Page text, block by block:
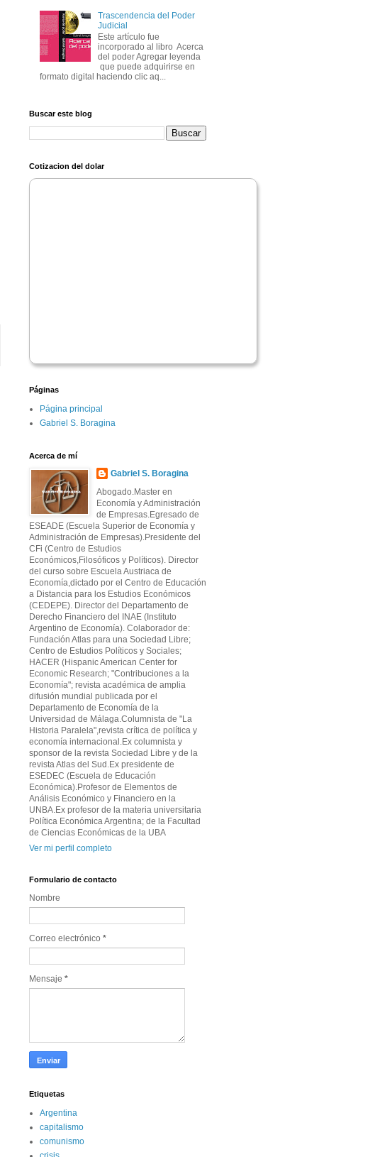
Trascendencia del Poder
Judicial
Este artículo fue
incorporado al libro Acerca
del poder Agregar leyenda
que puede adquirirse en
formato digital haciendo clic aq...
Buscar este blog
Cotizacion del dolar
Páginas
Página principal
Gabriel S. Boragina
Acerca de mí
Gabriel S. Boragina
Abogado.Master en
Economía y Administración
de Empresas.Egresado de
ESEADE (Escuela Superior de Economía y
Administración de Empresas).Presidente del
CFi (Centro de Estudios
Económicos,Filosóficos y Políticos). Director
del curso sobre Escuela Austriaca de
Economía,dictado por el Centro de Educación
a Distancia para los Estudios Económicos
(CEDEPE). Director del Departamento de
Derecho Financiero del INAE (Instituto
Argentino de Economía). Colaborador de:
Fundación Atlas para una Sociedad Libre;
Centro de Estudios Políticos y Sociales;
HACER (Hispanic American Center for
Economic Research; "Contribuciones a la
Economía"; revista académica de amplia
difusión mundial publicada por el
Departamento de Economía de la
Universidad de Málaga.Columnista de "La
Historia Paralela",revista crítica de política y
economía internacional.Ex columnista y
sponsor de la revista Sociedad Libre y de la
revista Atlas del Sud.Ex presidente de
ESEDEC (Escuela de Educación
Económica).Profesor de Elementos de
Análisis Económico y Financiero en la
UNBA.Ex profesor de la materia universitaria
Política Económica Argentina; de la Facultad
de Ciencias Económicas de la UBA
Ver mi perfil completo
Formulario de contacto
Nombre
Correo electrónico *
Mensaje *
Etiquetas
Argentina
capitalismo
comunismo